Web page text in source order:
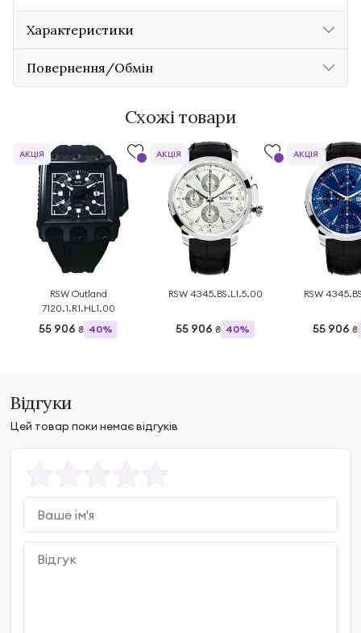
Характеристики
Повернення/Обмін
Схожі товари
RSW Outland
7120.1.R1.HL1.00
55 906 ₴ 40%
АКЦІЯ
RSW 4345.BS.L1.5.00
55 906 ₴ 40%
АКЦІЯ
RSW
55 906 ₴
АКЦІЯ
Відгуки
Цей товар поки немає відгуків